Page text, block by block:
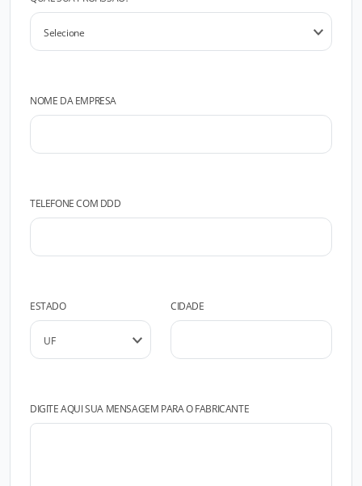
NOME DA EMPRESA
TELEFONE COM DDD
ESTADO CIDADE
DIGITE AQUI SUA MENSAGEM PARA O FABRICANTE